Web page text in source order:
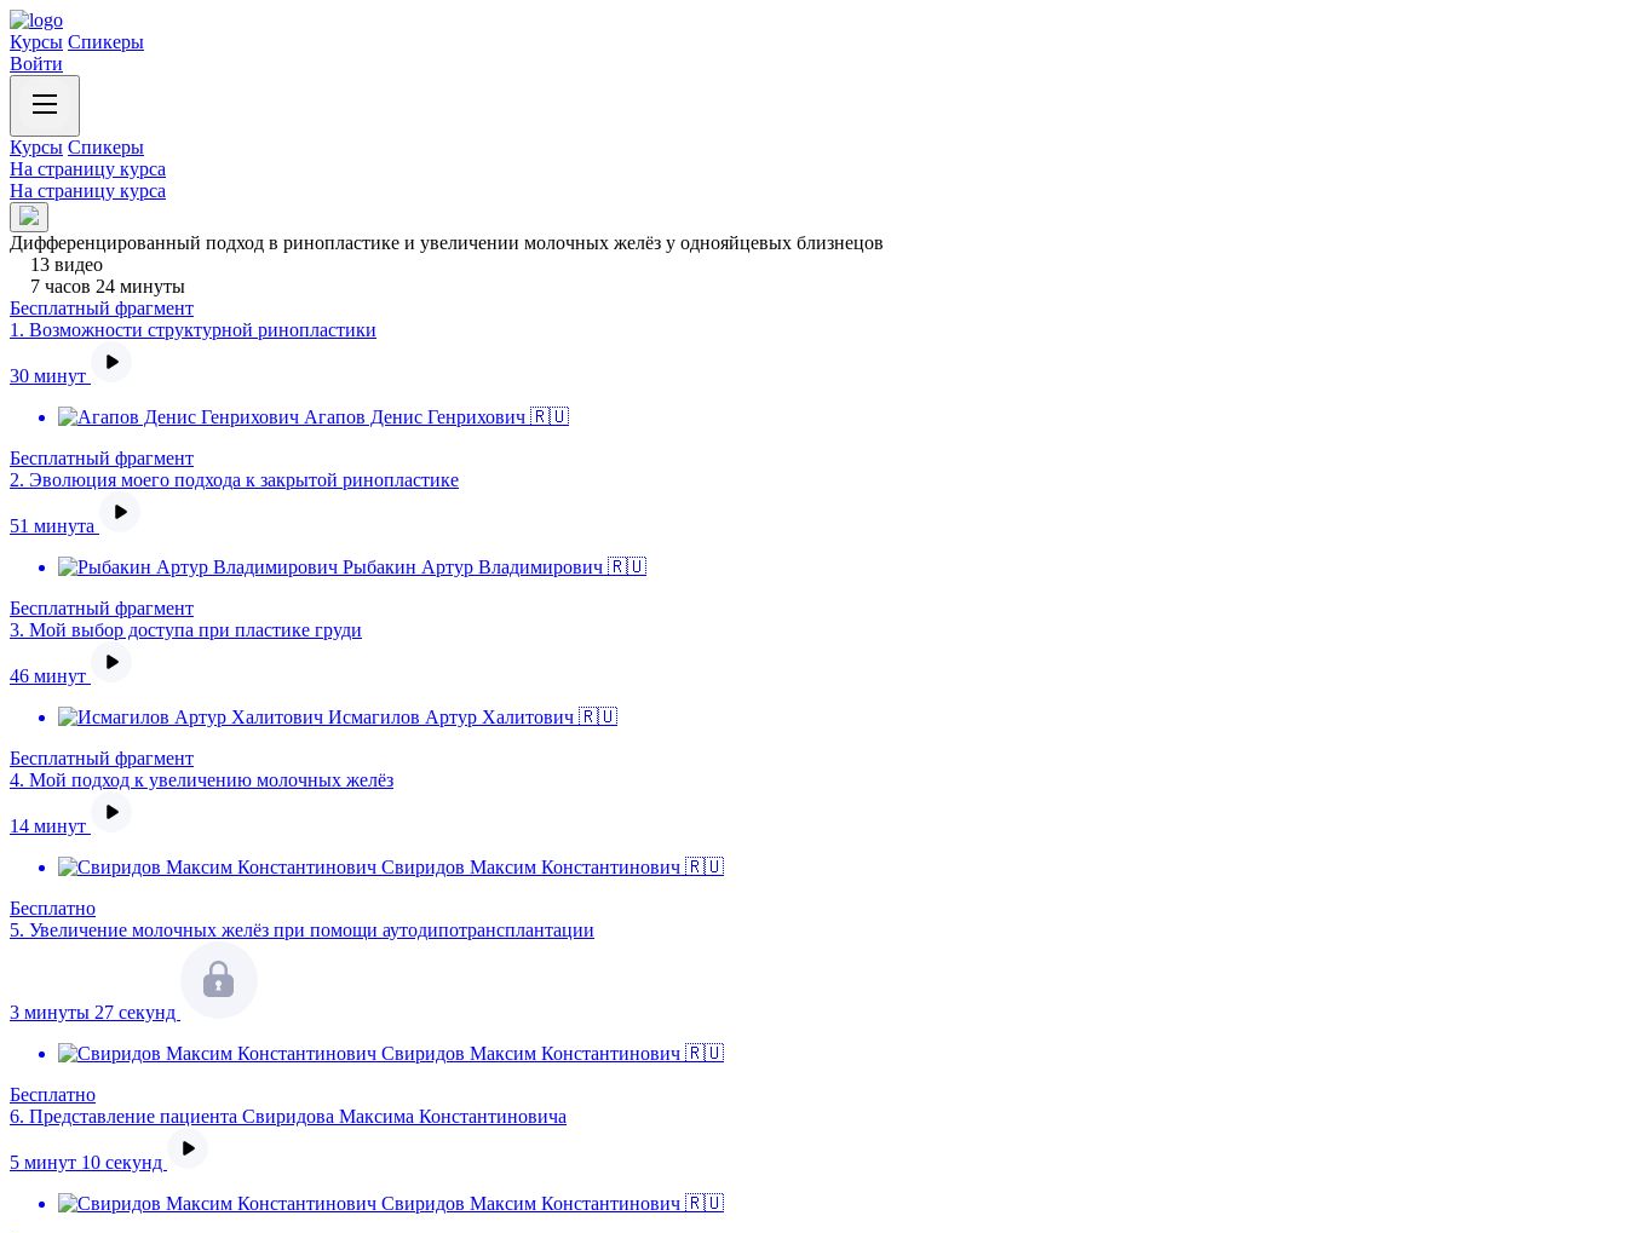
Курсы Спикеры
Войти
Курсы Спикеры
На страницу курса
На страницу курса
Дифференцированный подход в ринопластике и увеличении молочных желёз у однояйцевых близнецов
13 видео
7 часов 24 минуты
Бесплатный фрагмент
1. Возможности структурной ринопластики
30 минут
Агапов Денис Генрихович 🇷🇺
Бесплатный фрагмент
2. Эволюция моего подхода к закрытой ринопластике
51 минута
Рыбакин Артур Владимирович 🇷🇺
Бесплатный фрагмент
3. Мой выбор доступа при пластике груди
46 минут
Исмагилов Артур Халитович 🇷🇺
Бесплатный фрагмент
4. Мой подход к увеличению молочных желёз
14 минут
Свиридов Максим Константинович 🇷🇺
Бесплатно
5. Увеличение молочных желёз при помощи аутодипотрансплантации
3 минуты 27 секунд
Свиридов Максим Константинович 🇷🇺
Бесплатно
6. Представление пациента Свиридова Максима Константиновича
5 минут 10 секунд
Свиридов Максим Константинович 🇷🇺